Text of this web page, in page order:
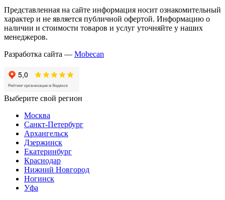
Представленная на сайте информация носит ознакомительный
характер и не является публичной офертой. Информацию о
наличии и стоимости товаров и услуг уточняйте у наших
менеджеров.
Разработка сайта — Mobecan
Выберите свой регион
Москва
Санкт-Петербург
Архангельск
Дзержинск
Екатеринбург
Краснодар
Нижний Новгород
Ногинск
Уфа